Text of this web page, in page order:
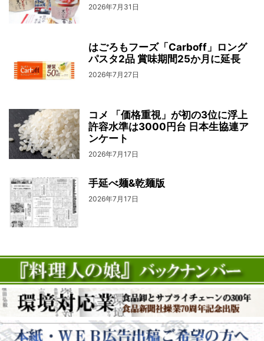
2026年7月31日
はごろもフーズ「Carboff」ロング
パスタ2品 賞味期間25か月に延長
2026年7月27日
コメ 「価格重視」が初の3位に浮上
許容水準は3000円台 日本生協連ア
ンケート
2026年7月17日
手延べ麺&乾麺版
2026年7月17日